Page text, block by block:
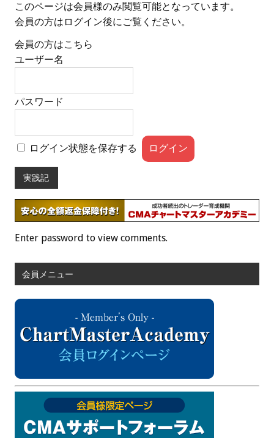
このページは会員様のみ閲覧可能となっています。
会員の方はログイン後にご覧ください。
会員の方はこちら
ユーザー名
パスワード
ログイン状態を保存する
実践記
Enter password to view comments.
会員メニュー